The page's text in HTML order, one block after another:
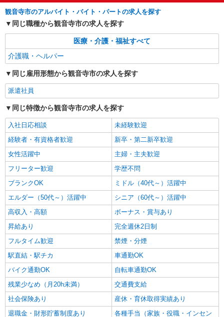
〈ホームヘルパー2級または介護職員実務者研
修修了者〉 月給232,000円〜240,000円 ※試用期
間2ヵ月（時給1,350円〜1,400円） 〈介護福祉
（時給1,410円） 〈介護福祉士（実務経験3年以
上）〉 月給262,000円〜272,000円 ※試用期間2ヵ
香川県観音寺市豊浜町姫浜101-2
キープ 詳細を見る
観音寺市のアルバイト・バイト・パートの求人を探す
同じ職種から観音寺市の求人を探す
医療・介護・福祉すべて
介護職・ヘルパー
同じ雇用形態から観音寺市の求人を探す
派遣社員
同じ特徴から観音寺市の求人を探す
入社日応相談
未経験歓迎
経験者・有資格者歓迎
新卒・第二新卒歓迎
女性活躍中
主婦・主夫歓迎
フリーター歓迎
学歴不問
ブランクOK
ミドル（40代～）活躍中
エルダー（50代～）活躍中
シニア（60代～）活躍中
高収入・高額
ボーナス・賞与あり
昇給あり
完全週休2日制
フルタイム歓迎
禁煙・分煙
駅直結・駅チカ
車通勤OK
バイク通勤OK
自転車通勤OK
残業少なめ（月20h未満）
交通費支給
社会保険あり
産休・育休取得実績あり
退職金・財形貯蓄制度あり
各種手当（家族・役職・インセン